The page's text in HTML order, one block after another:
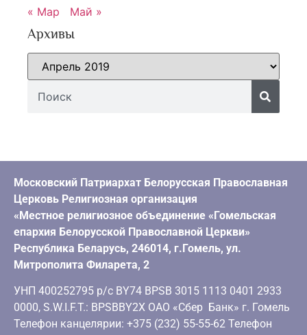
« Мар Май »
Архивы
Московский Патриархат Белорусская Православная
Церковь Религиозная организация
«Местное религиозное объединение «Гомельская
епархия Белорусской Православной Церкви»
Республика Беларусь, 246014, г.Гомель, ул.
Митрополита Филарета, 2
УНП 400252795 р/с BY74 BPSB 3015 1113 0401 2933
0000, S.W.I.F.T.: BPSBBY2X ОАО «Сбер Банк» г. Гомель
Телефон канцелярии: +375 (232) 55-55-62 Телефон